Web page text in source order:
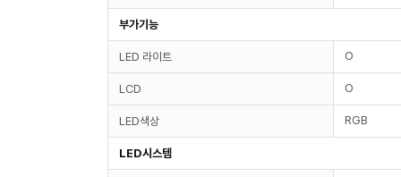
부가기능
LED 라이트 O
LCD O
LED색상 RGB
LED시스템